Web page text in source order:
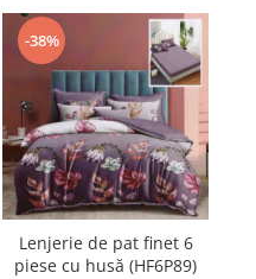
-38%
Lenjerie de pat finet 6
piese cu husă (HF6P89)